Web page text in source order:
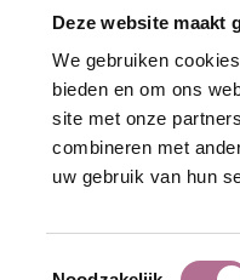
Deze website maakt
We gebruiken
bieden en om ons
site met onze
combineren met
uw gebruik van hun
Toestemmingsselectie
Nonwoven
Textiel voor